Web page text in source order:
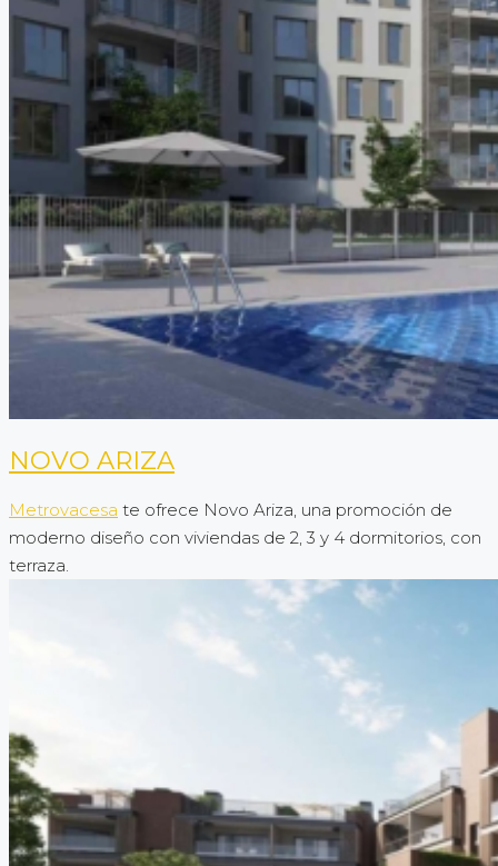
NOVO ARIZA
Metrovacesa te ofrece Novo Ariza, una promoción de
moderno diseño con viviendas de 2, 3 y 4 dormitorios, con
terraza.